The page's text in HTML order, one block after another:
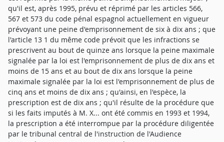
qu'il est, après 1995, prévu et réprimé par les articles 566,
567 et 573 du code pénal espagnol actuellement en vigueur
prévoyant une peine d'emprisonnement de six à dix ans ; que
l'article 13 1 du même code prévoit que les infractions se
prescrivent au bout de quinze ans lorsque la peine maximale
signalée par la loi est l'emprisonnement de plus de dix ans et
moins de 15 ans et au bout de dix ans lorsque la peine
maximale signalée par la loi est l'emprisonnement de plus de
cinq ans et moins de dix ans ; qu'ainsi, en l'espèce, la
prescription est de dix ans ; qu'il résulte de la procédure que
si les faits imputés à M. X... ont été commis en 1993 et 1994,
la prescription a été interrompue par la procédure diligentée
par le tribunal central de l'instruction de l'Audience